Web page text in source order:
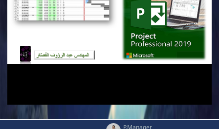
P.Manager